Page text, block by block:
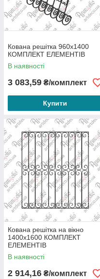
Кована решітка 960х1400
КОМПЛЕКТ ЕЛЕМЕНТІВ
В наявності
3 083,59 ₴/комплект
Купити
Кована решітка на вікно
1400х1600 КОМПЛЕКТ
ЕЛЕМЕНТІВ
В наявності
2 914,16 ₴/комплект